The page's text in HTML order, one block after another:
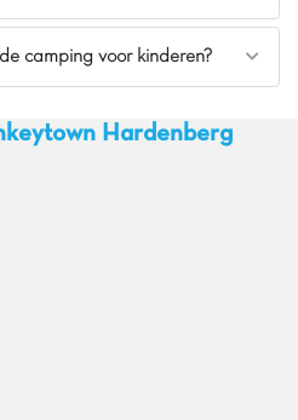
camping voor kinderen?
Hardenberg